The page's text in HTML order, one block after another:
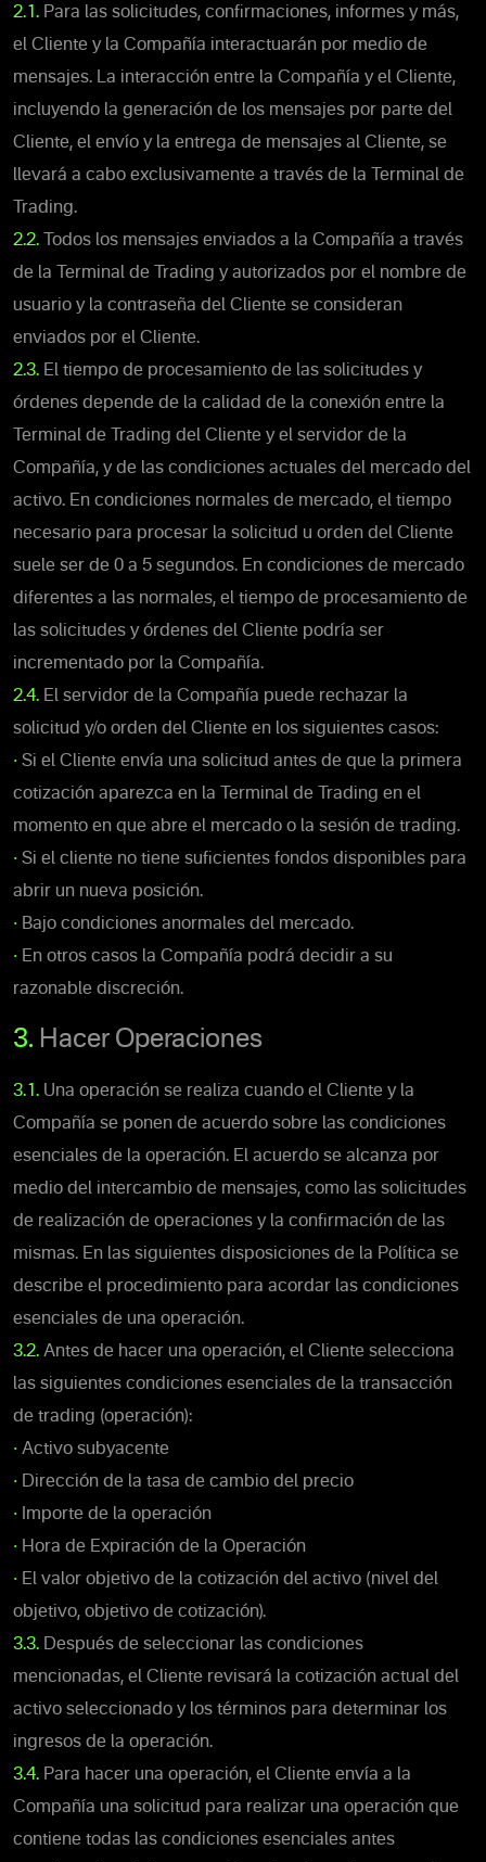
2.1. Para las solicitudes, confirmaciones, informes y más,
el Cliente y la Compañía interactuarán por medio de
mensajes. La interacción entre la Compañía y el Cliente,
incluyendo la generación de los mensajes por parte del
Cliente, el envío y la entrega de mensajes al Cliente, se
llevará a cabo exclusivamente a través de la Terminal de
Trading.
2.2. Todos los mensajes enviados a la Compañía a través
de la Terminal de Trading y autorizados por el nombre de
usuario y la contraseña del Cliente se consideran
enviados por el Cliente.
2.3. El tiempo de procesamiento de las solicitudes y
órdenes depende de la calidad de la conexión entre la
Terminal de Trading del Cliente y el servidor de la
Compañía, y de las condiciones actuales del mercado del
activo. En condiciones normales de mercado, el tiempo
necesario para procesar la solicitud u orden del Cliente
suele ser de 0 a 5 segundos. En condiciones de mercado
diferentes a las normales, el tiempo de procesamiento de
las solicitudes y órdenes del Cliente podría ser
incrementado por la Compañía.
2.4. El servidor de la Compañía puede rechazar la
solicitud y/o orden del Cliente en los siguientes casos:
• Si el Cliente envía una solicitud antes de que la primera
cotización aparezca en la Terminal de Trading en el
momento en que abre el mercado o la sesión de trading.
• Si el cliente no tiene suficientes fondos disponibles para
abrir un nueva posición.
• Bajo condiciones anormales del mercado.
• En otros casos la Compañía podrá decidir a su
razonable discreción.
3. Hacer Operaciones
3.1. Una operación se realiza cuando el Cliente y la
Compañía se ponen de acuerdo sobre las condiciones
esenciales de la operación. El acuerdo se alcanza por
medio del intercambio de mensajes, como las solicitudes
de realización de operaciones y la confirmación de las
mismas. En las siguientes disposiciones de la Política se
describe el procedimiento para acordar las condiciones
esenciales de una operación.
3.2. Antes de hacer una operación, el Cliente selecciona
las siguientes condiciones esenciales de la transacción
de trading (operación):
• Activo subyacente
• Dirección de la tasa de cambio del precio
• Importe de la operación
• Hora de Expiración de la Operación
• El valor objetivo de la cotización del activo (nivel del
objetivo, objetivo de cotización).
3.3. Después de seleccionar las condiciones
mencionadas, el Cliente revisará la cotización actual del
activo seleccionado y los términos para determinar los
ingresos de la operación.
3.4. Para hacer una operación, el Cliente envía a la
Compañía una solicitud para realizar una operación que
contiene todas las condiciones esenciales antes